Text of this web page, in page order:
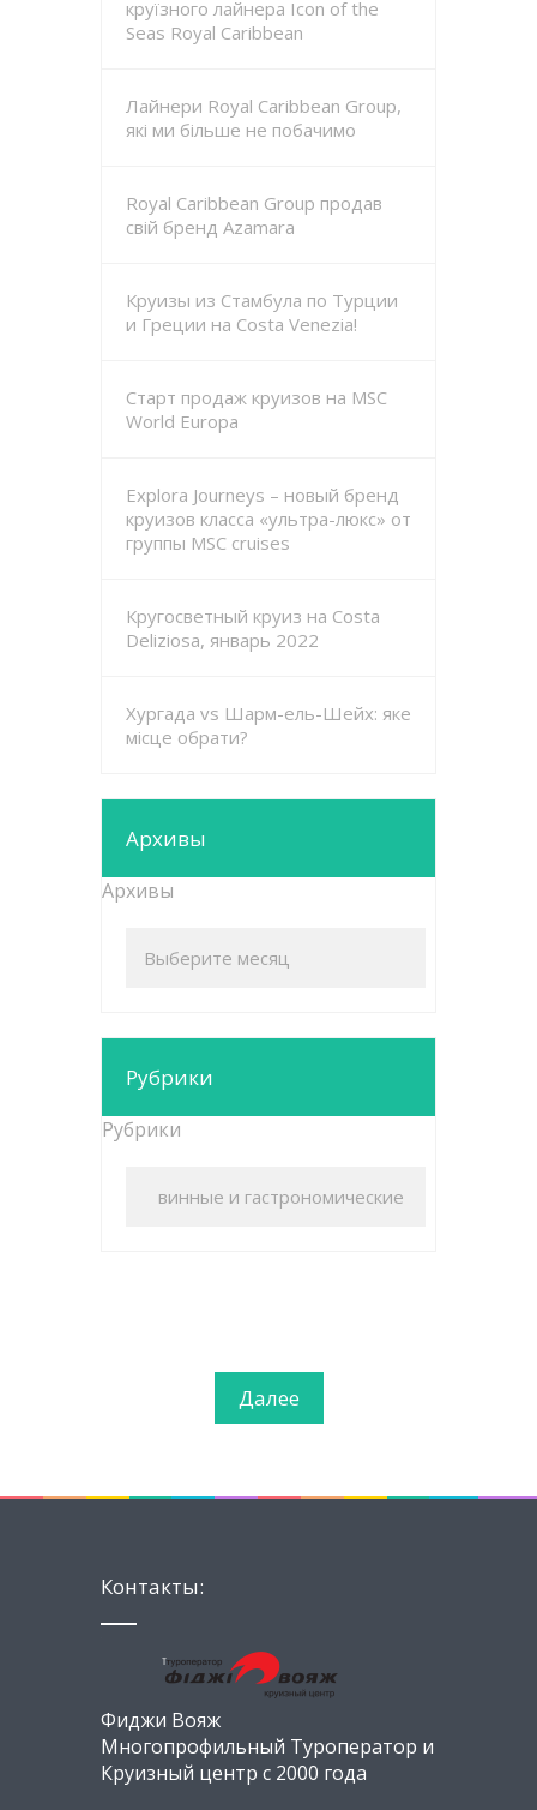
круїзного лайнера Icon of the
Seas Royal Caribbean
Лайнери Royal Caribbean Group,
які ми більше не побачимо
Royal Caribbean Group продав
свій бренд Azamara
Круизы из Стамбула по Турции
и Греции на Costa Venezia!
Старт продаж круизов на MSC
World Europa
Explora Journeys – новый бренд
круизов класса «ультра-люкс» от
группы MSC cruises
Кругосветный круиз на Costa
Deliziosa, январь 2022
Хургада vs Шарм-ель-Шейх: яке
місце обрати?
Архивы
Архивы
Рубрики
Рубрики
Далее
Контакты:
Фиджи Вояж
Многопрофильный Туроператор и
Круизный центр с 2000 года